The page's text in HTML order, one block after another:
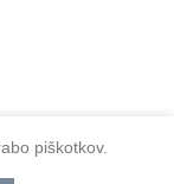
piškotkov.